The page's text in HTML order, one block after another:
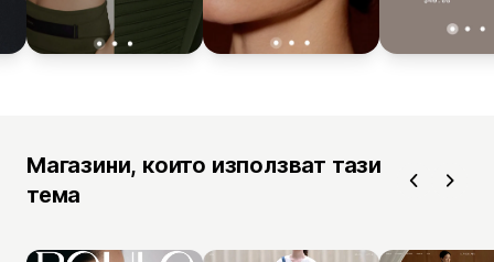
Магазини, които използват тази
тема